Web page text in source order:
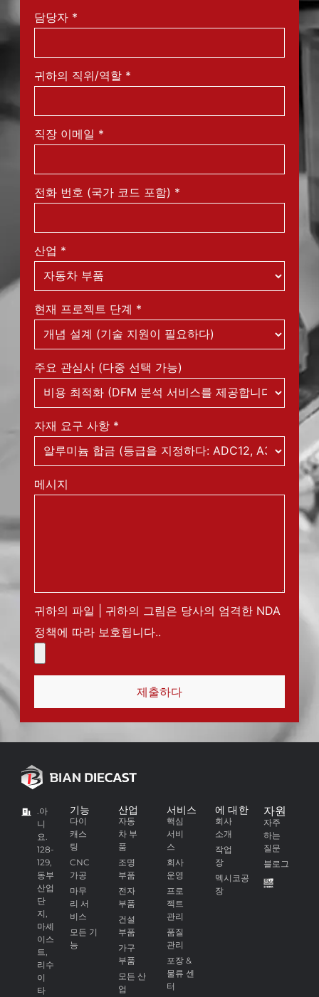
담당자 *
귀하의 직위/역할 *
직장 이메일 *
전화 번호 (국가 코드 포함) *
산업 *
현재 프로젝트 단계 *
주요 관심사 (다중 선택 가능)
자재 요구 사항 *
메시지
귀하의 파일 | 귀하의 그림은 당사의 엄격한 NDA
정책에 따라 보호됩니다..
제출하다
.아
니
요.
128-
129,
동부
산업
단
지,
마셰
이스
트,
리수
이
타
기능
다이
캐스
팅
CNC
가공
마무
리 서
비스
모든 기
능
산업
자동
차 부
품
조명
부품
전자
부품
건설
부품
가구
부품
모든 산
업
서비스
핵심
서비
스
회사
운영
프로
젝트
관리
품질
관리
포장 &
물류 센
터
에 대한
회사
소개
작업
장
멕시코공
장
자원
자주
하는
질문
블로그